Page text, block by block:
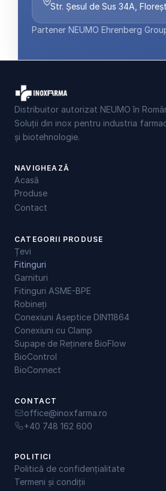
Str. Șesul de Sus 34A,
Partener NEUMO Ehrenberg
Distribuitor autorizat NEUMO în
Soluții din inox pentru industria
și biotehnologie.
NAVIGHEAZĂ
Acasă
Produse
Contact
CATEGORII PRODUSE
Țevi
Fitinguri
Garnituri
Fitinguri ASME-BPE
Robineți
Conexiuni Aseptice DIN11864
Conexiuni cu Clamp
Supape de Reținere BioFlow
BioControl
BioConnect
CONTACT
office@inoxfarma.ro
+40 748 162 600
POLITICI
Politică de confidențialitate
Termeni și condiții